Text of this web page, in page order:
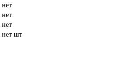
нет
нет
нет
нет шт